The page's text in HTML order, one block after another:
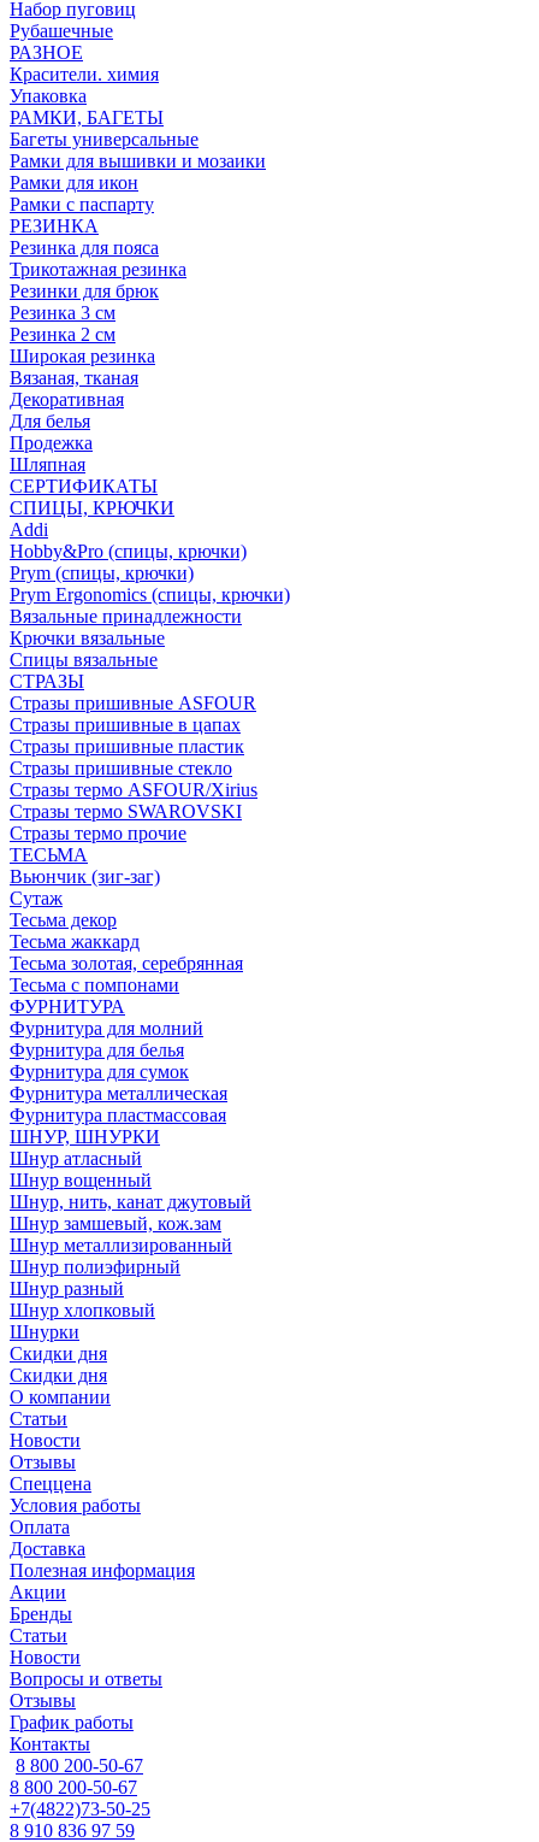
Набор пуговиц
Рубашечные
РАЗНОЕ
Красители. химия
Упаковка
РАМКИ, БАГЕТЫ
Багеты универсальные
Рамки для вышивки и мозаики
Рамки для икон
Рамки с паспарту
РЕЗИНКА
Резинка для пояса
Трикотажная резинка
Резинки для брюк
Резинка 3 см
Резинка 2 см
Широкая резинка
Вязаная, тканая
Декоративная
Для белья
Продежка
Шляпная
СЕРТИФИКАТЫ
СПИЦЫ, КРЮЧКИ
Addi
Hobby&Pro (спицы, крючки)
Prym (спицы, крючки)
Prym Ergonomics (спицы, крючки)
Вязальные принадлежности
Крючки вязальные
Спицы вязальные
СТРАЗЫ
Стразы пришивные ASFOUR
Стразы пришивные в цапах
Стразы пришивные пластик
Стразы пришивные стекло
Стразы термо ASFOUR/Xirius
Стразы термо SWAROVSKI
Стразы термо прочие
ТЕСЬМА
Вьюнчик (зиг-заг)
Сутаж
Тесьма декор
Тесьма жаккард
Тесьма золотая, серебрянная
Тесьма с помпонами
ФУРНИТУРА
Фурнитура для молний
Фурнитура для белья
Фурнитура для сумок
Фурнитура металлическая
Фурнитура пластмассовая
ШНУР, ШНУРКИ
Шнур атласный
Шнур вощенный
Шнур, нить, канат джутовый
Шнур замшевый, кож.зам
Шнур металлизированный
Шнур полиэфирный
Шнур разный
Шнур хлопковый
Шнурки
Скидки дня
Скидки дня
О компании
Статьи
Новости
Отзывы
Спеццена
Условия работы
Оплата
Доставка
Полезная информация
Акции
Бренды
Статьи
Новости
Вопросы и ответы
Отзывы
График работы
Контакты
8 800 200-50-67
8 800 200-50-67
+7(4822)73-50-25
8 910 836 97 59